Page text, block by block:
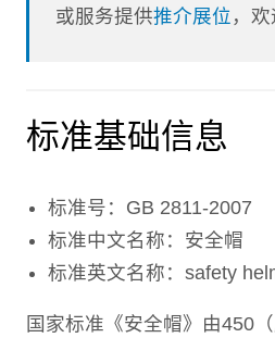
或服务提供推介展位 ，欢
标准基础信息
标准号：GB 2811-2007
标准中文名称：安全帽
标准英文名称：safety
国家标准《安全帽》由450